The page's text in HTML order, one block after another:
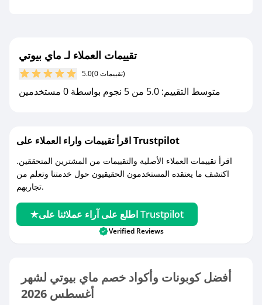
تقييمات العملاء لـ ماي بيوتي
5.0 (0 تقييمات)
متوسط التقييم: 5.0 من 5 نجوم بواسطة 0 مستخدمين
اقرأ تقييمات واراء العملاء على Trustpilot
اقرأ تقييمات العملاء الأصلية والتقييمات من المشترين المتحققين.
اكتشف ما يعتقده المستخدمون الحقيقيون حول خدمتنا وتعلم من
تجاربهم.
اطلع على آراء عملائنا على Trustpilot
Verified Reviews
أفضل كوبونات وأكواد خصم ماي بيوتي لشهر
أغسطس 2026